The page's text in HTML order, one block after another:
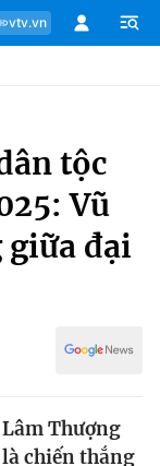
vtv.vn
tộc
Vũ
giữa đại
Thượng
chiến thắng